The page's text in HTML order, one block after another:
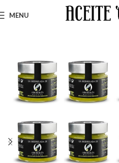
MENU